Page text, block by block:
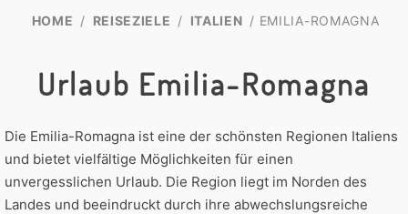
HOME / REISEZIELE / ITALIEN / EMILIA-ROMAGNA
Urlaub Emilia-Romagna
Die Emilia-Romagna ist eine der schönsten Regionen Italiens
und bietet vielfältige Möglichkeiten für einen
unvergesslichen Urlaub. Die Region liegt im Norden des
Landes und beeindruckt durch ihre abwechslungsreiche